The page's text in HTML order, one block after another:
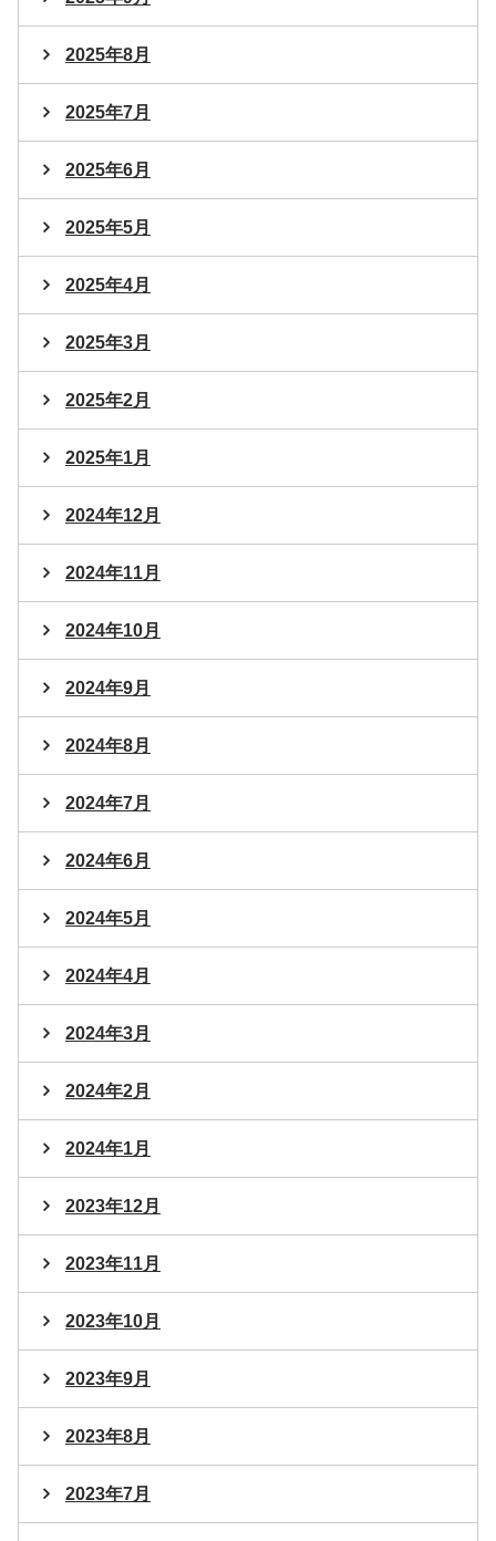
2025年8月
2025年7月
2025年6月
2025年5月
2025年4月
2025年3月
2025年2月
2025年1月
2024年12月
2024年11月
2024年10月
2024年9月
2024年8月
2024年7月
2024年6月
2024年5月
2024年4月
2024年3月
2024年2月
2024年1月
2023年12月
2023年11月
2023年10月
2023年9月
2023年8月
2023年7月